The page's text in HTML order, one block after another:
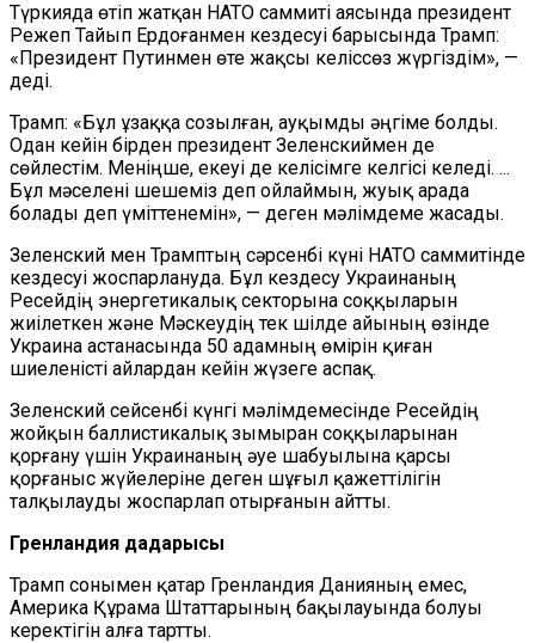
Түркияда өтіп жатқан НАТО саммиті аясында президент
Режеп Тайып Ердоғанмен кездесуі барысында Трамп:
«Президент Путинмен өте жақсы келіссөз жүргіздім», —
деді.
Трамп: «Бұл ұзаққа созылған, ауқымды әңгіме болды.
Одан кейін бірден президент Зеленскиймен де
сөйлестім. Меніңше, екеуі де келісімге келгісі келеді. ...
Бұл мәселені шешеміз деп ойлаймын, жуық арада
болады деп үміттенемін», — деген мәлімдеме жасады.
Зеленский мен Трамптың сәрсенбі күні НАТО саммитінде
кездесуі жоспарлануда. Бұл кездесу Украинаның
Ресейдің энергетикалық секторына соққыларын
жиілеткен және Мәскеудің тек шілде айының өзінде
Украина астанасында 50 адамның өмірін қиған
шиеленісті айлардан кейін жүзеге аспақ.
Зеленский сейсенбі күнгі мәлімдемесінде Ресейдің
жойқын баллистикалық зымыран соққыларынан
қорғану үшін Украинаның әуе шабуылына қарсы
қорғаныс жүйелеріне деген шұғыл қажеттілігін
талқылауды жоспарлап отырғанын айтты.
Гренландия дағдарысы
Трамп сонымен қатар Гренландия Данияның емес,
Америка Құрама Штаттарының бақылауында болуы
керектігін алға тартты.